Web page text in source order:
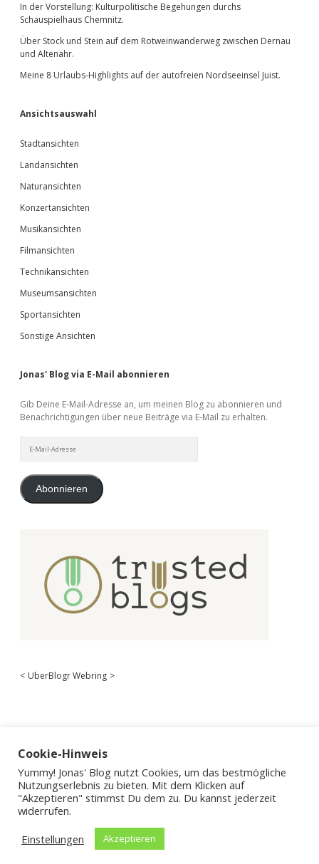
In der Vorstellung: Kulturpolitische Begehungen durchs
Schauspielhaus Chemnitz.
Über Stock und Stein auf dem Rotweinwanderweg zwischen Dernau
und Altenahr.
Meine 8 Urlaubs-Highlights auf der autofreien Nordseeinsel Juist.
Ansichtsauswahl
Stadtansichten
Landansichten
Naturansichten
Konzertansichten
Musikansichten
Filmansichten
Technikansichten
Museumsansichten
Sportansichten
Sonstige Ansichten
Jonas' Blog via E-Mail abonnieren
Gib Deine E-Mail-Adresse an, um meinen Blog zu abonnieren und
Benachrichtigungen über neue Beiträge via E-Mail zu erhalten.
Mail-
Abonnieren
< UberBlogr Webring >
Cookie-Hinweis
Yummy! Jonas' Blog nutzt Cookies, um das bestmögliche
Nutzungserlebnis zu bieten. Mit dem Klicken auf
"Akzeptieren" stimmst Du dem zu. Du kannst jederzeit
widerrufen.
Einstellungen
Akzeptieren